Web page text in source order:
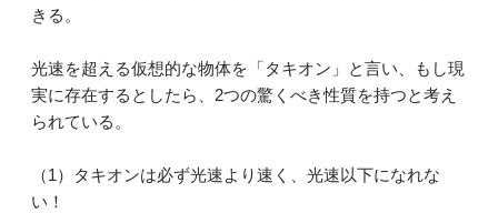
きる。
光速を超える仮想的な物体を「タキオン」と言い、もし現
実に存在するとしたら、2つの驚くべき性質を持つと考え
られている。
（1）タキオンは必ず光速より速く、光速以下になれな
い！